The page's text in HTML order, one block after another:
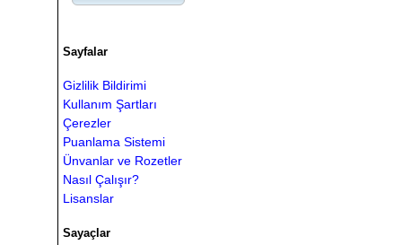
Sayfalar
Gizlilik Bildirimi
Kullanım Şartları
Çerezler
Puanlama Sistemi
Ünvanlar ve Rozetler
Nasıl Çalışır?
Lisanslar
Sayaçlar